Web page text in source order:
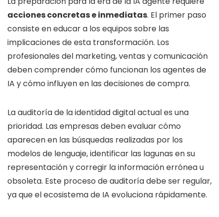
acciones concretas e inmediatas. El primer paso
consiste en educar a los equipos sobre las
implicaciones de esta transformación. Los
profesionales del marketing, ventas y comunicación
deben comprender cómo funcionan los agentes de
IA y cómo influyen en las decisiones de compra.
La auditoría de la identidad digital actual es una
prioridad. Las empresas deben evaluar cómo
aparecen en las búsquedas realizadas por los
modelos de lenguaje, identificar las lagunas en su
representación y corregir la información errónea u
obsoleta. Este proceso de auditoría debe ser regular,
ya que el ecosistema de IA evoluciona rápidamente.